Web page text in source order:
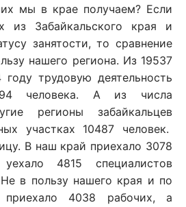
мы в крае получаем? Если
из Забайкальского края и
занятости, то сравнение
нашего региона. Из 19537
трудовую деятельность
человека. А из числа
регионы забайкальцев
участках 10487 человек.
В наш край приехало 3078
4815 специалистов
в пользу нашего края и по
приехало 4038 рабочих, а